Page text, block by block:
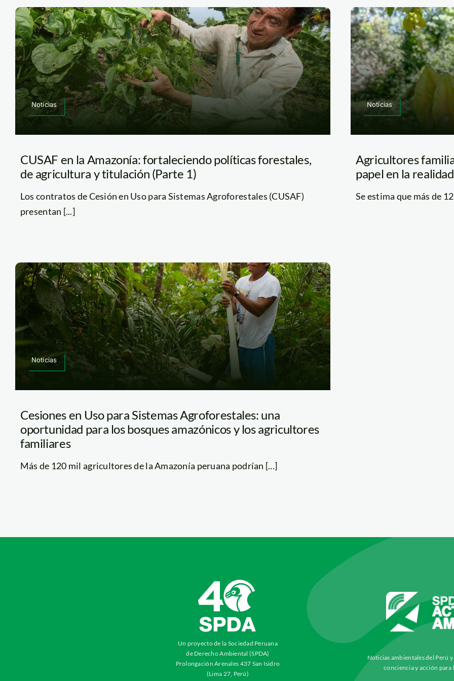
Noticias
CUSAF en la Amazonía: fortaleciendo políticas forestales,
de agricultura y titulación (Parte 1)
Los contratos de Cesión en Uso para Sistemas Agroforestales (CUSAF)
presentan [...]
Noticias
Agricultores
papel en la
Se estima que más de
Noticias
Cesiones en Uso para Sistemas Agroforestales: una
oportunidad para los bosques amazónicos y los agricultores
familiares
Más de 120 mil agricultores de la Amazonía peruana podrían [...]
Un proyecto de la Sociedad Peruana
de Derecho Ambiental (SPDA)
Prolongación Arenales 437 San Isidro
(Lima 27, Perú)
Noticias ambientales del Perú
conciencia y acción